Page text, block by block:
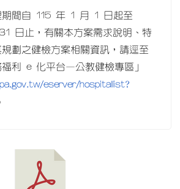
期間自 115 年 1 月 1 日起至
日止，有關本方案需求說明、特
劃之健檢方案相關資訊，請逕至
福利 e 化平台—公教健檢專區」
eserver/hospitallist?